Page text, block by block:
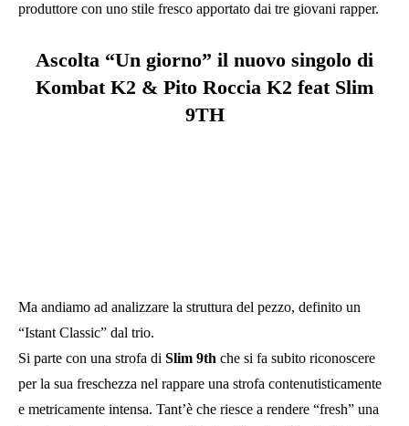
produttore con uno stile fresco apportato dai tre giovani rapper.
Ascolta “Un giorno” il nuovo singolo di
Kombat K2 & Pito Roccia K2 feat Slim
9TH
Ma andiamo ad analizzare la struttura del pezzo, definito un
“Istant Classic” dal trio.
Si parte con una strofa di Slim 9th che si fa subito riconoscere
per la sua freschezza nel rappare una strofa contenutisticamente
e metricamente intensa. Tant’è che riesce a rendere “fresh” una